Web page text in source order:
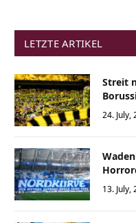
LETZTE ARTIKEL
Streit
24. July,
13. July,